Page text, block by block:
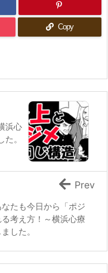
Copy
浜心
。
なたも今日から「ポジ
考え方！～横浜心療
した。
Prev